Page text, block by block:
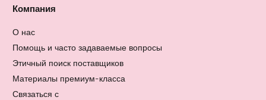
Компания
О нас
Помощь и часто задаваемые вопросы
Этичный поиск поставщиков
Материалы премиум-класса
Связаться с